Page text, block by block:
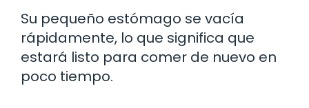
Su pequeño estómago se vacía
rápidamente, lo que significa que
estará listo para comer de nuevo en
poco tiempo.